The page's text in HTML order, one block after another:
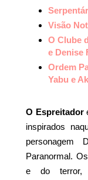
Visão
O Clube
e Denise
Ordem
Yabu e
O Espreitador
inspirados
personagem
Paranormal.
e do terror,